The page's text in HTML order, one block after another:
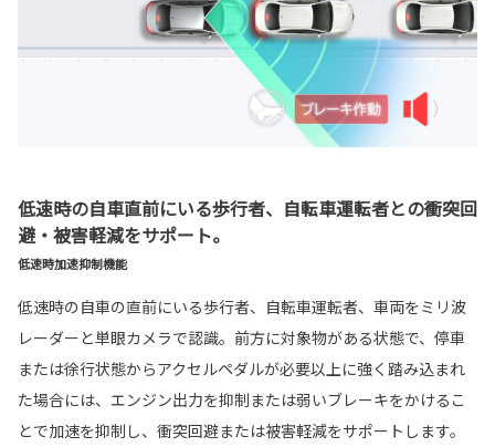
低速時の自車直前にいる歩行者、自転車運転者との衝突回
避・被害軽減をサポート。
低速時加速抑制機能
低速時の自車の直前にいる歩行者、自転車運転者、車両をミリ波
レーダーと単眼カメラで認識。前方に対象物がある状態で、停車
または徐行状態からアクセルペダルが必要以上に強く踏み込まれ
た場合には、エンジン出力を抑制または弱いブレーキをかけるこ
とで加速を抑制し、衝突回避または被害軽減をサポートします。